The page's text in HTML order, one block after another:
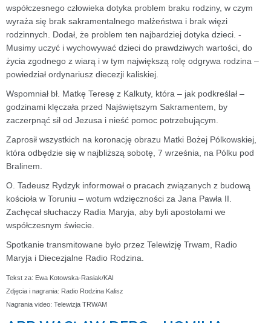
współczesnego człowieka dotyka problem braku rodziny, w czym
wyraża się brak sakramentalnego małżeństwa i brak więzi
rodzinnych. Dodał, że problem ten najbardziej dotyka dzieci. -
Musimy uczyć i wychowywać dzieci do prawdziwych wartości, do
życia zgodnego z wiarą i w tym największą rolę odgrywa rodzina –
powiedział ordynariusz diecezji kaliskiej.
Wspomniał bł. Matkę Teresę z Kalkuty, która – jak podkreślał –
godzinami klęczała przed Najświętszym Sakramentem, by
zaczerpnąć sił od Jezusa i nieść pomoc potrzebującym.
Zaprosił wszystkich na koronację obrazu Matki Bożej Pólkowskiej,
która odbędzie się w najbliższą sobotę, 7 września, na Pólku pod
Bralinem.
O. Tadeusz Rydzyk informował o pracach związanych z budową
kościoła w Toruniu – wotum wdzięczności za Jana Pawła II.
Zachęcał słuchaczy Radia Maryja, aby byli apostołami we
współczesnym świecie.
Spotkanie transmitowane było przez Telewizję Trwam, Radio
Maryja i Diecezjalne Radio Rodzina.
Tekst za: Ewa Kotowska-Rasiak/KAI
Zdjęcia i nagrania: Radio Rodzina Kalisz
Nagrania video: Telewizja TRWAM